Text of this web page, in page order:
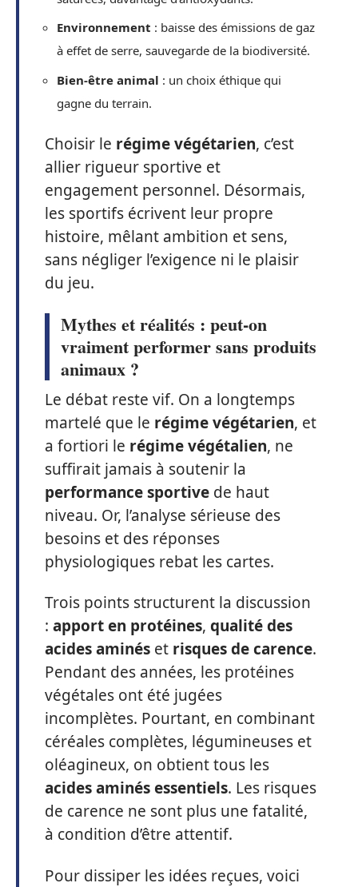
Environnement : baisse des émissions de gaz
à effet de serre, sauvegarde de la biodiversité.
Bien-être animal : un choix éthique qui
gagne du terrain.
Choisir le régime végétarien, c’est
allier rigueur sportive et
engagement personnel. Désormais,
les sportifs écrivent leur propre
histoire, mêlant ambition et sens,
sans négliger l’exigence ni le plaisir
du jeu.
Mythes et réalités : peut-on
vraiment performer sans produits
animaux ?
Le débat reste vif. On a longtemps
martelé que le régime végétarien, et
a fortiori le régime végétalien, ne
suffirait jamais à soutenir la
performance sportive de haut
niveau. Or, l’analyse sérieuse des
besoins et des réponses
physiologiques rebat les cartes.
Trois points structurent la discussion
: apport en protéines, qualité des
acides aminés et risques de carence.
Pendant des années, les protéines
végétales ont été jugées
incomplètes. Pourtant, en combinant
céréales complètes, légumineuses et
oléagineux, on obtient tous les
acides aminés essentiels. Les risques
de carence ne sont plus une fatalité,
à condition d’être attentif.
Pour dissiper les idées reçues, voici